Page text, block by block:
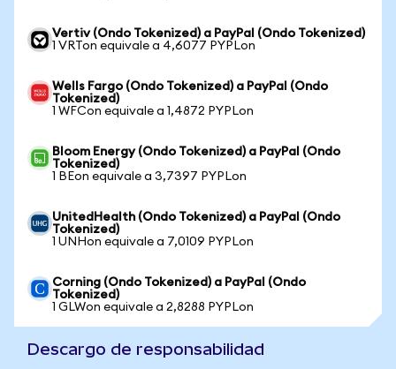
Vertiv (Ondo Tokenized) a PayPal (Ondo Tokenized)
1 VRTon equivale a 4,6077 PYPLon
Wells Fargo (Ondo Tokenized) a PayPal (Ondo
Tokenized)
1 WFCon equivale a 1,4872 PYPLon
Bloom Energy (Ondo Tokenized) a PayPal (Ondo
Tokenized)
1 BEon equivale a 3,7397 PYPLon
UnitedHealth (Ondo Tokenized) a PayPal (Ondo
Tokenized)
1 UNHon equivale a 7,0109 PYPLon
Corning (Ondo Tokenized) a PayPal (Ondo
Tokenized)
1 GLWon equivale a 2,8288 PYPLon
Descargo de responsabilidad